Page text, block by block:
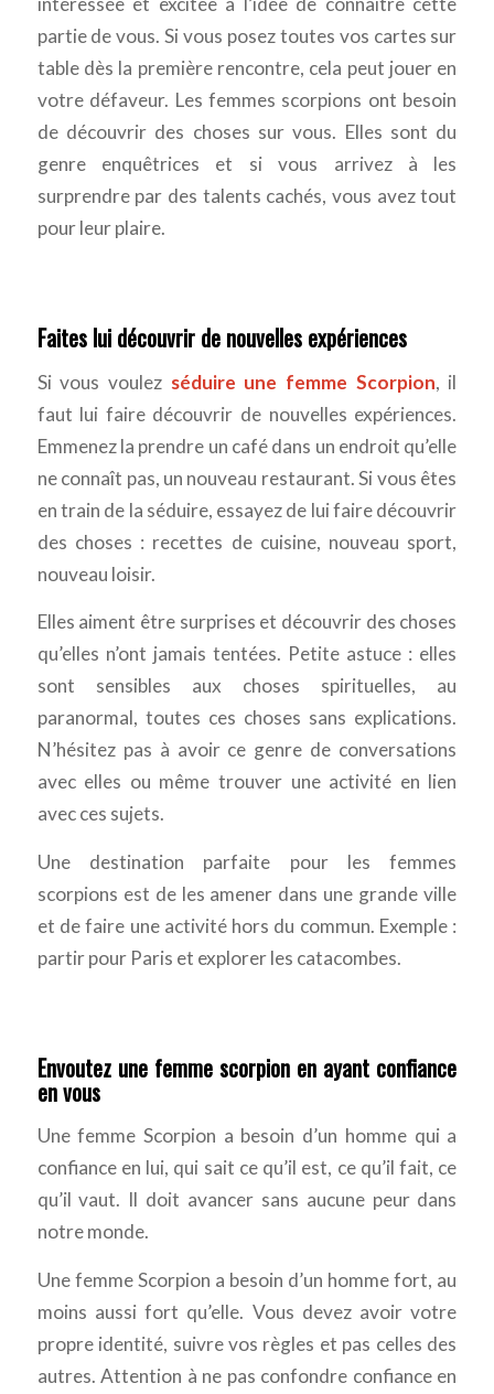
partie de vous. Si vous posez toutes vos cartes sur
table dès la première rencontre, cela peut jouer en
votre défaveur. Les femmes scorpions ont besoin
de découvrir des choses sur vous. Elles sont du
genre enquêtrices et si vous arrivez à les
surprendre par des talents cachés, vous avez tout
pour leur plaire.
Faites lui découvrir de nouvelles expériences
Si vous voulez séduire une femme Scorpion, il
faut lui faire découvrir de nouvelles expériences.
Emmenez la prendre un café dans un endroit qu’elle
ne connaît pas, un nouveau restaurant. Si vous êtes
en train de la séduire, essayez de lui faire découvrir
des choses : recettes de cuisine, nouveau sport,
nouveau loisir.
Elles aiment être surprises et découvrir des choses
qu’elles n’ont jamais tentées. Petite astuce : elles
sont sensibles aux choses spirituelles, au
paranormal, toutes ces choses sans explications.
N’hésitez pas à avoir ce genre de conversations
avec elles ou même trouver une activité en lien
avec ces sujets.
Une destination parfaite pour les femmes
scorpions est de les amener dans une grande ville
et de faire une activité hors du commun. Exemple :
partir pour Paris et explorer les catacombes.
Envoutez une femme scorpion en ayant confiance
en vous
Une femme Scorpion a besoin d’un homme qui a
confiance en lui, qui sait ce qu’il est, ce qu’il fait, ce
qu’il vaut. Il doit avancer sans aucune peur dans
notre monde.
Une femme Scorpion a besoin d’un homme fort, au
moins aussi fort qu’elle. Vous devez avoir votre
propre identité, suivre vos règles et pas celles des
autres. Attention à ne pas confondre confiance en